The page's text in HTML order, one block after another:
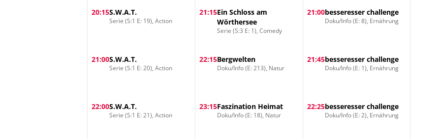
20:15S.W.A.T.
Serie (S:1 E: 19), Action
21:00S.W.A.T.
Serie (S:1 E: 20), Action
22:00S.W.A.T.
Serie (S:1 E: 21), Action
21:15Ein Schloss am
Wörthersee
Serie (S:3 E: 1), Comedy
22:15Bergwelten
Doku/Info (E: 213), Natur
23:15Faszination Heimat
Doku/Info (E: 18), Natur
21:00besseresser challenge
Doku/Info (E: 8), Ernährung
21:45besseresser challenge
Doku/Info (E: 1), Ernährung
22:25besseresser challenge
Doku/Info (E: 2), Ernährung